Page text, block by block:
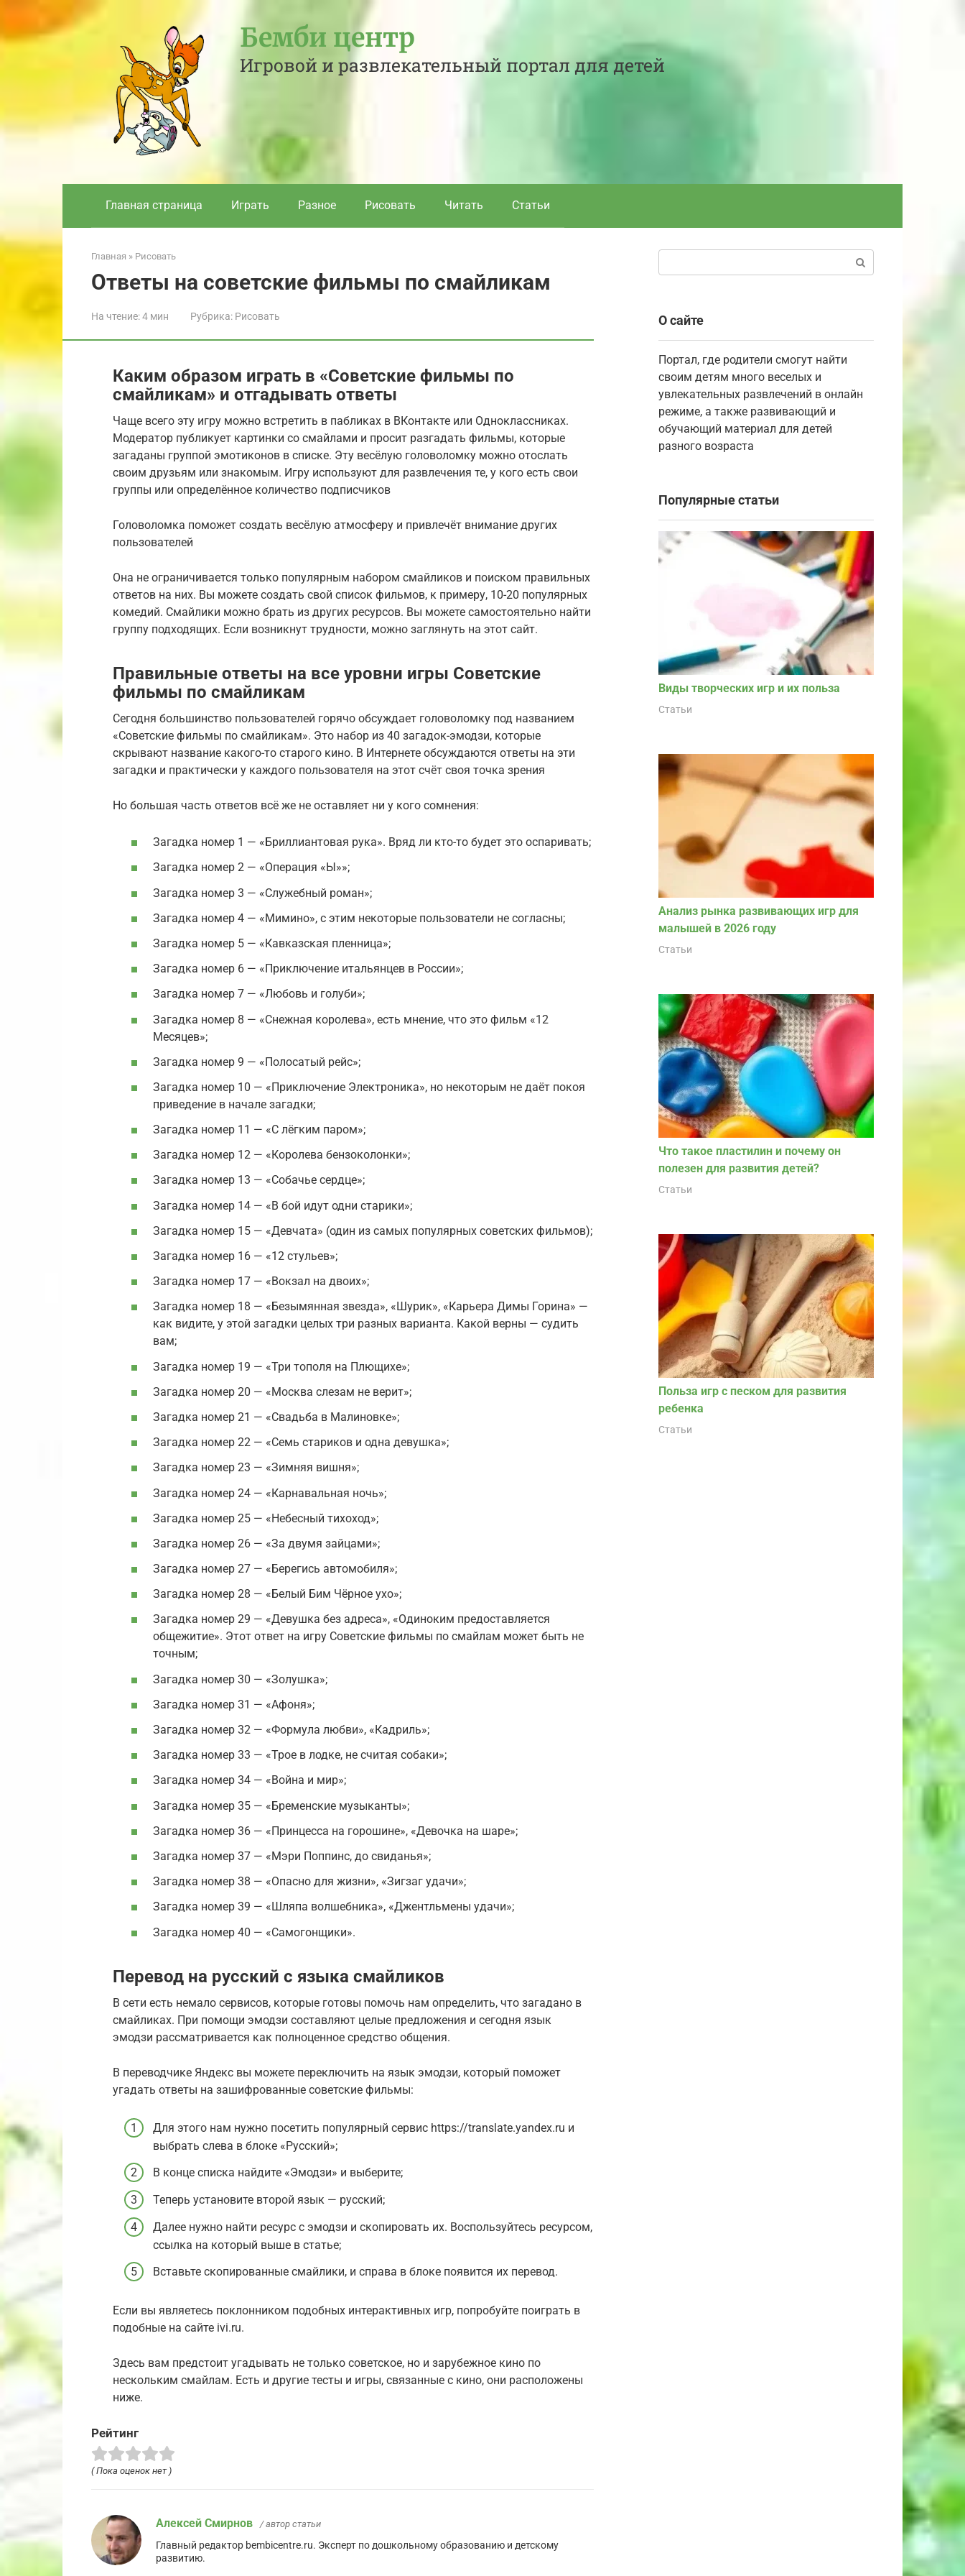
контенту
Бемби центр
Игровой и развлекательный портал для детей
Главная страница Играть Разное Рисовать Читать Статьи
Главная » Рисовать
Ответы на советские фильмы по смайликам
На чтение:4 мин Рубрика: Рисовать
Каким образом играть в «Советские фильмы по
смайликам» и отгадывать ответы
Чаще всего эту игру можно встретить в пабликах в ВКонтакте или Одноклассниках.
Модератор публикует картинки со смайлами и просит разгадать фильмы, которые
загаданы группой эмотиконов в списке. Эту весёлую головоломку можно отослать
своим друзьям или знакомым. Игру используют для развлечения те, у кого есть свои
группы или определённое количество подписчиков
Головоломка поможет создать весёлую атмосферу и привлечёт внимание других
пользователей
Она не ограничивается только популярным набором смайликов и поиском правильных
ответов на них. Вы можете создать свой список фильмов, к примеру, 10-20 популярных
комедий. Смайлики можно брать из других ресурсов. Вы можете самостоятельно найти
группу подходящих. Если возникнут трудности, можно заглянуть на этот сайт.
Правильные ответы на все уровни игры Советские
фильмы по смайликам
Сегодня большинство пользователей горячо обсуждает головоломку под названием
«Советские фильмы по смайликам». Это набор из 40 загадок-эмодзи, которые
скрывают название какого-то старого кино. В Интернете обсуждаются ответы на эти
загадки и практически у каждого пользователя на этот счёт своя точка зрения
Но большая часть ответов всё же не оставляет ни у кого сомнения:
Загадка номер 1 — «Бриллиантовая рука». Вряд ли кто-то будет это оспаривать;
Загадка номер 2 — «Операция «Ы»»;
Загадка номер 3 — «Служебный роман»;
Загадка номер 4 — «Мимино», с этим некоторые пользователи не согласны;
Загадка номер 5 — «Кавказская пленница»;
Загадка номер 6 — «Приключение итальянцев в России»;
Загадка номер 7 — «Любовь и голуби»;
Загадка номер 8 — «Снежная королева», есть мнение, что это фильм «12
Месяцев»;
Загадка номер 9 — «Полосатый рейс»;
Загадка номер 10 — «Приключение Электроника», но некоторым не даёт покоя
приведение в начале загадки;
Загадка номер 11 — «С лёгким паром»;
Загадка номер 12 — «Королева бензоколонки»;
Загадка номер 13 — «Собачье сердце»;
Загадка номер 14 — «В бой идут одни старики»;
Загадка номер 15 — «Девчата» (один из самых популярных советских фильмов);
Загадка номер 16 — «12 стульев»;
Загадка номер 17 — «Вокзал на двоих»;
Загадка номер 18 — «Безымянная звезда», «Шурик», «Карьера Димы Горина» —
как видите, у этой загадки целых три разных варианта. Какой верны — судить
вам;
Загадка номер 19 — «Три тополя на Плющихе»;
Загадка номер 20 — «Москва слезам не верит»;
Загадка номер 21 — «Свадьба в Малиновке»;
Загадка номер 22 — «Семь стариков и одна девушка»;
Загадка номер 23 — «Зимняя вишня»;
Загадка номер 24 — «Карнавальная ночь»;
Загадка номер 25 — «Небесный тихоход»;
Загадка номер 26 — «За двумя зайцами»;
Загадка номер 27 — «Берегись автомобиля»;
Загадка номер 28 — «Белый Бим Чёрное ухо»;
Загадка номер 29 — «Девушка без адреса», «Одиноким предоставляется
общежитие». Этот ответ на игру Советские фильмы по смайлам может быть не
точным;
Загадка номер 30 — «Золушка»;
Загадка номер 31 — «Афоня»;
Загадка номер 32 — «Формула любви», «Кадриль»;
Загадка номер 33 — «Трое в лодке, не считая собаки»;
Загадка номер 34 — «Война и мир»;
Загадка номер 35 — «Бременские музыканты»;
Загадка номер 36 — «Принцесса на горошине», «Девочка на шаре»;
Загадка номер 37 — «Мэри Поппинс, до свиданья»;
Загадка номер 38 — «Опасно для жизни», «Зигзаг удачи»;
Загадка номер 39 — «Шляпа волшебника», «Джентльмены удачи»;
Загадка номер 40 — «Самогонщики».
Перевод на русский с языка смайликов
В сети есть немало сервисов, которые готовы помочь нам определить, что загадано в
смайликах. При помощи эмодзи составляют целые предложения и сегодня язык
эмодзи рассматривается как полноценное средство общения.
В переводчике Яндекс вы можете переключить на язык эмодзи, который поможет
угадать ответы на зашифрованные советские фильмы:
Для этого нам нужно посетить популярный сервис https://translate.yandex.ru и
выбрать слева в блоке «Русский»;
В конце списка найдите «Эмодзи» и выберите;
Теперь установите второй язык — русский;
Далее нужно найти ресурс с эмодзи и скопировать их. Воспользуйтесь ресурсом,
ссылка на который выше в статье;
Вставьте скопированные смайлики, и справа в блоке появится их перевод.
Если вы являетесь поклонником подобных интерактивных игр, попробуйте поиграть в
подобные на сайте ivi.ru.
Здесь вам предстоит угадывать не только советское, но и зарубежное кино по
нескольким смайлам. Есть и другие тесты и игры, связанные с кино, они расположены
ниже.
Рейтинг
( Пока оценок нет )
Алексей Смирнов / автор статьи
Главный редактор bembicentre.ru. Эксперт по дошкольному образованию и детскому
развитию.
О сайте
Портал, где родители смогут найти
своим детям много веселых и
увлекательных развлечений в онлайн
режиме, а также развивающий и
обучающий материал для детей
разного возраста
Популярные статьи
Виды творческих игр и их польза
Статьи
Анализ рынка развивающих игр для
малышей в 2026 году
Статьи
Что такое пластилин и почему он
полезен для развития детей?
Статьи
Польза игр с песком для развития
ребенка
Статьи